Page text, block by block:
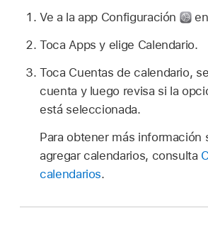
Ve a la app Configuración
Toca Apps y elige Calendario.
Toca Cuentas de calendario,
cuenta y luego revisa si la
está seleccionada.
Para obtener más información
agregar calendarios, consulta
calendarios.